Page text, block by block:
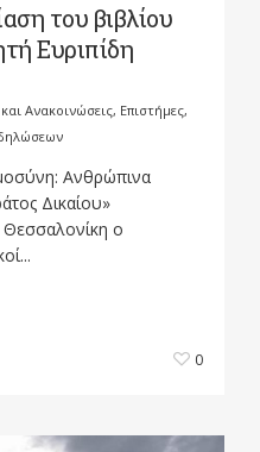
του βιβλίου
Ευριπίδη
και Ανακοινώσεις, Επιστήμες,
Ανθρώπινα
Δικαίου»
ο
0